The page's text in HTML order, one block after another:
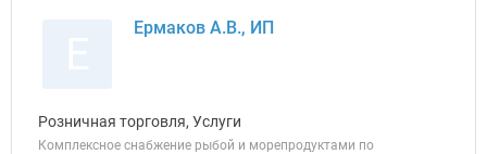
Ермаков А.В., ИП
Розничная торговля, Услуги
Комплексное снабжение рыбой и морепродуктами по